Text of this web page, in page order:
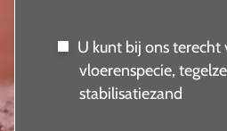
U kunt bij ons terecht
vloerenspecie,
stabilisatiezand